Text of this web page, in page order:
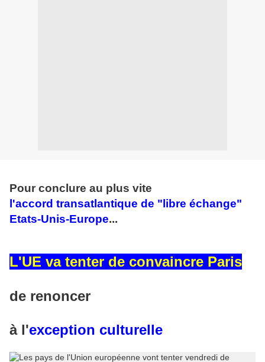
Pour conclure au plus vite
l'accord transatlantique de "libre échange"
Etats-Unis-Europe...
L'UE va tenter de convaincre Paris
de renoncer
à l'exception culturelle